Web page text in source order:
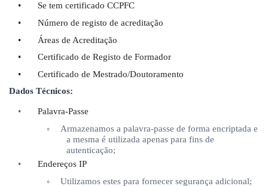
•
Se tem certificado CCPFC
•
Número de registo de acreditação
•
Áreas de Acreditação
•
Certificado de Registo de Formador
•
Certificado de Mestrado/Doutoramento
Dados Técnicos:
•
Palavra-Passe
◦
Armazenamos a palavra-passe de forma encriptada e
a mesma é utilizada apenas para fins de
autenticação;
•
Endereços IP
◦
Utilizamos estes para fornecer segurança adicional;